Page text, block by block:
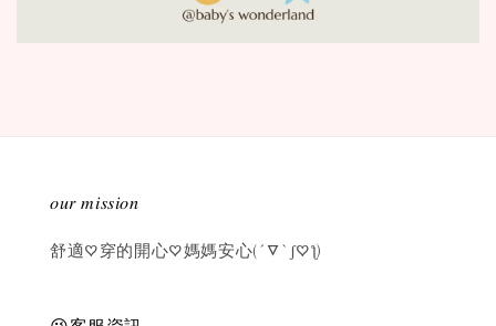
𝑜𝑢𝑟 𝑚𝑖𝑠𝑠𝑖𝑜𝑛
舒適♡穿的開心♡媽媽安心(´▽`ʃ♡ƪ)